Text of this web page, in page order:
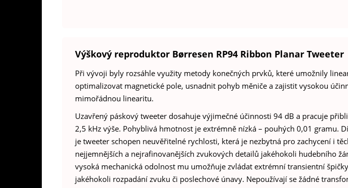
Výškový reproduktor Børresen RP94 Ribbon Planar Tweeter
Při vývoji byly rozsáhle využity metody konečných prvků, které umožnily
optimalizovat magnetické pole, usnadnit pohyb měniče a zajistit vysokou
mimořádnou linearitu.
Uzavřený páskový tweeter dosahuje výjimečné účinnosti 94 dB a pracuje
2,5 kHz výše. Pohyblivá hmotnost je extrémně nízká – pouhých 0,01 gramu.
je tweeter schopen neuvěřitelné rychlosti, která je nezbytná pro zachycení i
nejjemnějších a nejrafinovanějších zvukových detailů jakéhokoli hudebního
vysoká mechanická odolnost mu umožňuje zvládat extrémní transientní
jakéhokoli rozpadání zvuku či poslechové únavy. Nepoužívají se žádné